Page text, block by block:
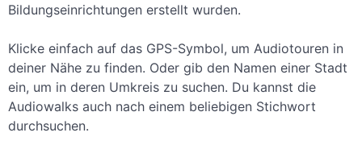
Bildungseinrichtungen erstellt wurden.
Klicke einfach auf das GPS-Symbol, um Audiotouren in
deiner Nähe zu finden. Oder gib den Namen einer Stadt
ein, um in deren Umkreis zu suchen. Du kannst die
Audiowalks auch nach einem beliebigen Stichwort
durchsuchen.